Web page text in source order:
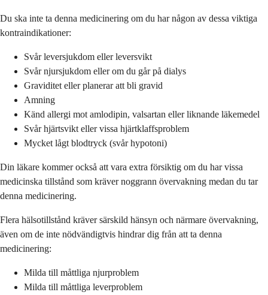
Du ska inte ta denna medicinering om du har någon av dessa viktiga
kontraindikationer:
Svår leversjukdom eller leversvikt
Svår njursjukdom eller om du går på dialys
Graviditet eller planerar att bli gravid
Amning
Känd allergi mot amlodipin, valsartan eller liknande läkemedel
Svår hjärtsvikt eller vissa hjärtklaffsproblem
Mycket lågt blodtryck (svår hypotoni)
Din läkare kommer också att vara extra försiktig om du har vissa
medicinska tillstånd som kräver noggrann övervakning medan du tar
denna medicinering.
Flera hälsotillstånd kräver särskild hänsyn och närmare övervakning,
även om de inte nödvändigtvis hindrar dig från att ta denna
medicinering:
Milda till måttliga njurproblem
Milda till måttliga leverproblem